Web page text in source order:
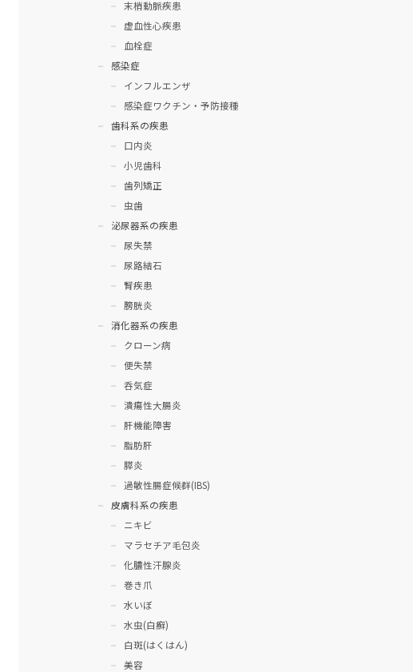
末梢動脈疾患
虚血性心疾患
血栓症
感染症
インフルエンザ
感染症ワクチン・予防接種
歯科系の疾患
口内炎
小児歯科
歯列矯正
虫歯
泌尿器系の疾患
尿失禁
尿路結石
腎疾患
膀胱炎
消化器系の疾患
クローン病
便失禁
呑気症
潰瘍性大腸炎
肝機能障害
脂肪肝
膵炎
過敏性腸症候群(IBS)
皮膚科系の疾患
ニキビ
マラセチア毛包炎
化膿性汗腺炎
巻き爪
水いぼ
水虫(白癬)
白斑(はくはん)
美容